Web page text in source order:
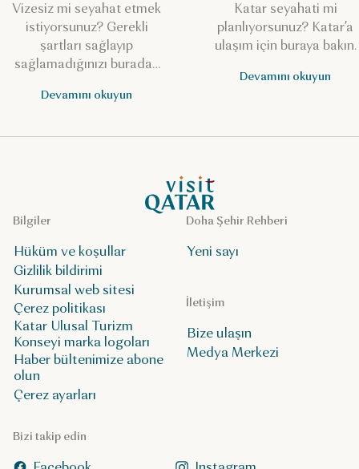
Vizesiz mi seyahat etmek
istiyorsunuz? Gerekli
şartları sağlayıp
sağlamadığınızı buradan
Devamını okuyun
Katar seyahati mi
planlıyorsunuz? Katar’a
ulaşım için buraya bakın.
Devamını okuyun
VisitQatar Ana Sayfası
Doha Şehir Rehberi
Yeni sayı
Bizi takip edin
İletişim
Bize ulaşın
Medya Merkezi
Bilgiler
Hüküm ve koşullar
Gizlilik bildirimi
Kurumsal web sitesi
Çerez politikası
Katar Ulusal Turizm
Konseyi marka logoları
Haber bültenimize abone
olun
Çerez ayarları